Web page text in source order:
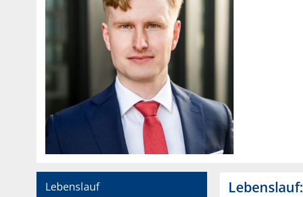
Lebenslauf Lebenslauf: